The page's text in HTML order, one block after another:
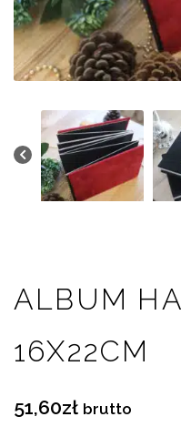
ALBUM
16X22CM
51,60zł brutto